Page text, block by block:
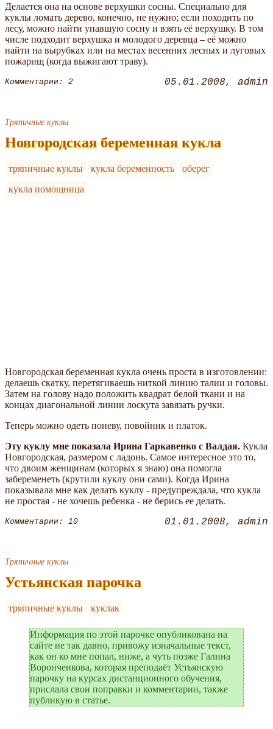
Делается она на основе верхушки сосны. Специально для
куклы ломать дерево, конечно, не нужно; если походить по
лесу, можно найти упавшую сосну и взять её верхушку. В том
числе подходит верхушка и молодого деревца – её можно
найти на вырубках или на местах весенних лесных и луговых
пожарищ (когда выжигают траву).
Комментарии: 2 05.01.2008 admin
Тряпичные куклы
Новгородская беременная кукла
тряпичные куклы кукла беременность
оберег
кукла помощница
Новгородская беременная кукла очень проста в изготовлении:
делаешь скатку, перетягиваешь ниткой линию талии и головы.
Затем на голову надо положить квадрат белой ткани и на
концах диагональной линии лоскута завязать ручки.
Теперь можно одеть поневу, повойник и платок.
Эту куклу мне показала Ирина Гаркавенко с Валдая. Кукла
Новгородская, размером с ладонь. Самое интересное это то,
что двоим женщинам (которых я знаю) она помогла
забеременеть (крутили куклу они сами). Когда Ирина
показывала мне как делать куклу - предупреждала, что кукла
не простая - не хочешь ребенка - не берись ее делать.
Комментарии: 10 01.01.2008 admin
Тряпичные куклы
Устьянская парочка
тряпичные куклы куклак
Информация по этой парочке опубликована на
сайте не так давно, привожу изначальные текст,
как он ко мне попал, ниже, а чуть позже Галина
Воронченкова, которая преподаёт Устьянскую
парочку на курсах дистанционного обучения,
прислала свои поправки и комментарии, также
публикую в статье.